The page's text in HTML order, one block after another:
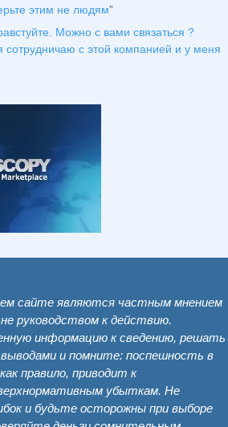
этим не людям”
Можно с вами связаться ?
с этой компанией и у меня
сайте являются частным мнением
руководством к действию.
информацию к сведению, решать
и помните: поспешность в
правило, приводит к
убыткам. Не
и будьте осторожны при выборе